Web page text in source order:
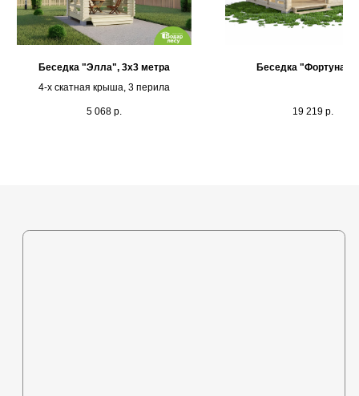
Беседка "Элла", 3х3 метра
4-х скатная крыша, 3 перила
5 068 р.
Беседка "Фортуна"
19 219 р.
Контакты
+375 (44) 772-92-22